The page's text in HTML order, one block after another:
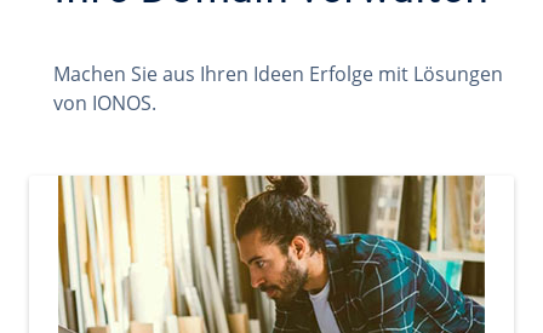
Machen Sie aus Ihren Ideen Erfolge mit Lösungen
von IONOS.